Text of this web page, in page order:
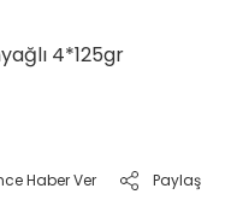
4*125gr
Haber Ver Paylaş